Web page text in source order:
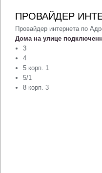
ПРОВАЙДЕР
Провайдер интернета по
Дома на улице
3
4
5 корп. 1
5/1
8 корп. 3